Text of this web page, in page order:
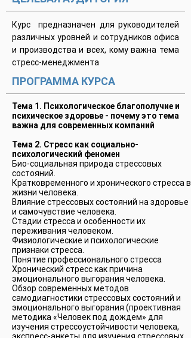
Курс предназначен для руководителей
различных уровней и сотрудников офиса
и производства и всех, кому важна тема
стресс-менеджмента
ПРОГРАММА КУРСА
Тема 1. Психологическое благополучие и
психическое здоровье - почему это тема
важна для современных компаний
Тема 2. Стресс как социально-
психологический феномен
Био-социальная природа стрессовых
состояний.
Кратковременного и хронического стресса в
жизни человека.
Влияние стрессовых состояний на здоровье
и самочувствие человека.
Стадии стресса и особенности их
переживания человеком.
Физиологические и психологические
признаки стресса.
Понятие профессионального стресса
Хронический стресс как причина
эмоционального выгорания человека.
Обзор современных методов
самодиагностики стрессовых состояний и
эмоционального выгорания (проективная
методика «Человек под дождем» для
изучения стрессоустойчивости человека,